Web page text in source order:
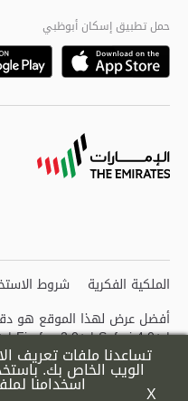
حمل تطبيق إسكان أبوظبي
Appstore
Playstore
برعاية
| Firefox 2.0+ | Safari 4.0+ |
Opera 6.0+ | Chrome
الملكية الفكرية شروط
X
تساعدنا ملفات تعريف
الويب الخاص بك.
اسخدامنا